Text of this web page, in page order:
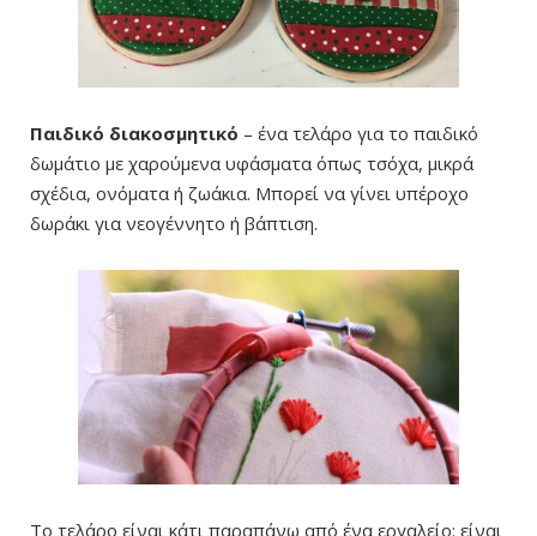
Παιδικό διακοσμητικό – ένα τελάρο για το παιδικό
δωμάτιο με χαρούμενα υφάσματα όπως τσόχα, μικρά
σχέδια, ονόματα ή ζωάκια. Μπορεί να γίνει υπέροχο
δωράκι για νεογέννητο ή βάπτιση.
Το τελάρο είναι κάτι παραπάνω από ένα εργαλείο: είναι